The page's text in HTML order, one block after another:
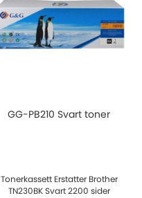
GG-PB210 Svart toner
Tonerkassett Erstatter Brother
TN230BK Svart 2200 sider